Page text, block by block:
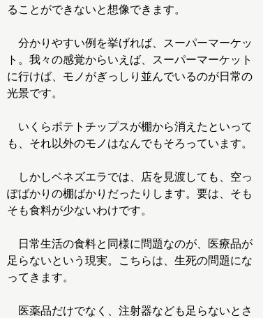
ることができないと想像できます。
分かりやすい例を挙げれば、スーパーマーケッ
ト。我々の感覚からいえば、スーパーマーケット
に行けば、モノがぎっしり並んでいるのが日常の
光景です。
いくらポテトチップスが棚から消えたといって
も、それ以外のモノはなんでもそろっています。
しかしベネズエラでは、店を見渡しても、空っ
ぽばかりの棚ばかりだったりします。要は、そも
そも食料が少ないわけです。
日常生活の食料と同様に問題なのが、医療品が
足らないという現実。こちらは、生死の問題にな
ってきます。
医薬品だけでなく、注射器なども足らないとさ